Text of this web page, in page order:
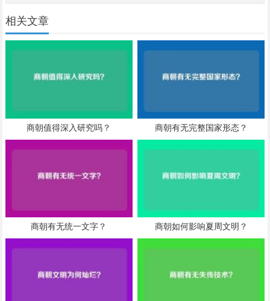
相关文章
商朝值得深入研究吗？ 商朝有无完整国家形态？
商朝有无统一文字？ 商朝如何影响夏周文明？